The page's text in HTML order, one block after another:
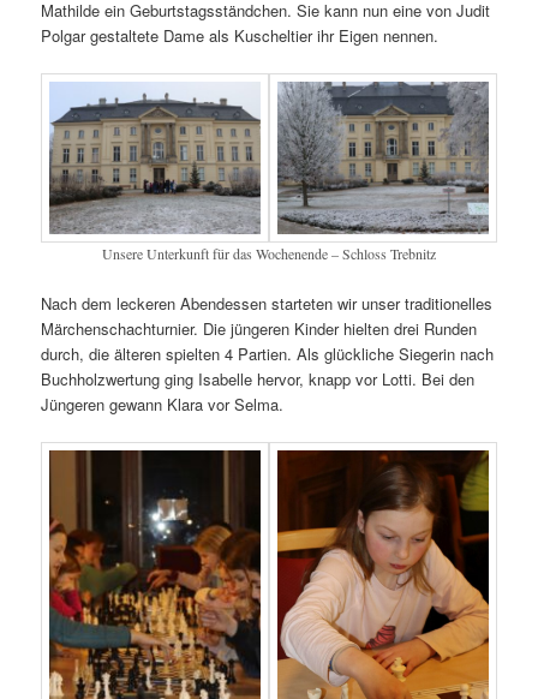
Mathilde ein Geburtstagsständchen. Sie kann nun eine von Judit
Polgar gestaltete Dame als Kuscheltier ihr Eigen nennen.
Unsere Unterkunft für das Wochenende – Schloss Trebnitz
Nach dem leckeren Abendessen starteten wir unser traditionelles
Märchenschachturnier. Die jüngeren Kinder hielten drei Runden
durch, die älteren spielten 4 Partien. Als glückliche Siegerin nach
Buchholzwertung ging Isabelle hervor, knapp vor Lotti. Bei den
Jüngeren gewann Klara vor Selma.